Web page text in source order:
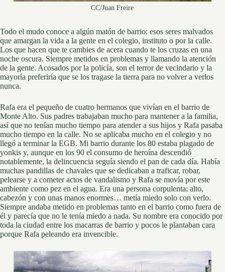
CC/Juan Freire
Todo el mudo conoce a algún matón de barrio: esos seres malvados
que amargan la vida a la gente en el colegio, instituto o por la calle.
Los que hacen que te cambies de acera cuando te los cruzas en una
noche oscura. Siempre metidos en problemas y llamando la atención
de la gente. Acosados por la policía, son el terror de vecindario y la
mayoría preferiría que se los tragase la tierra para no volver a verlos
nunca.
Rafa era el pequeño de cuatro hermanos que vivían en el barrio de
Monte Alto. Sus padres trabajaban mucho para mantener a la familia,
así que no tenían mucho tiempo para atender a sus hijos y Rafa pasaba
mucho tiempo en la calle. No se aplicaba mucho en el colegio y no
llegó a terminar la EGB. Mi barrio durante los 80 estaba plagado de
yonkis y, aunque en los 90 el consumo de heroína descendió
notablemente, la delincuencia seguía siendo el pan de cada día. Había
muchas pandillas de chavales que se dedicaban a traficar, robar,
pelearse y a cometer actos de vandalismo y Rafa se movía por este
ambiente como pez en el agua. Era una persona corpulenta; alto,
cabezón y con unas manos enormes… metía miedo solo con verlo.
Siempre andaba metido en problemas tanto en el barrio como fuera de
él y parecía que no le tenía miedo a nada. Su nombre era conocido por
toda la ciudad entre los macarras de barrio y pocos le plantaban cara
porque Rafa peleando era invencible.